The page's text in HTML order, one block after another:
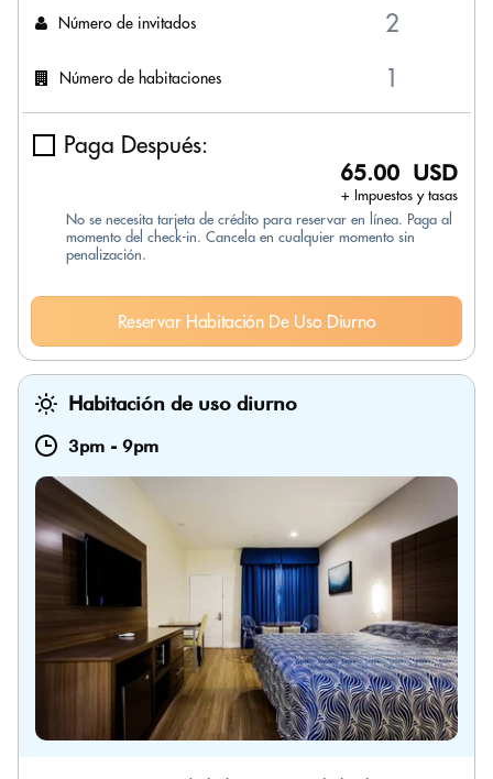
Número de invitados
Número de habitaciones
Paga Después:
65.00 USD
+ Impuestos y tasas
No se necesita tarjeta de crédito para reservar en línea. Paga al
momento del check-in. Cancela en cualquier momento sin
penalización.
Reservar Habitación De Uso Diurno
Habitación de uso diurno
3pm - 9pm